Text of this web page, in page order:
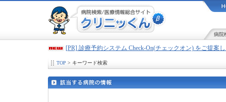
病院
[PR] 診療予約システム Check-On(チェックオン) をご提案
TOP > キーワード検索